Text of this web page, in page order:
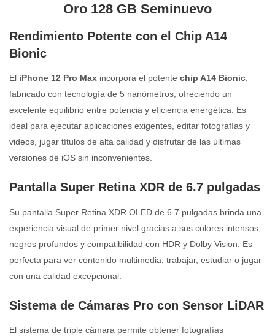
Oro 128 GB Seminuevo
Rendimiento Potente con el Chip A14
Bionic
El iPhone 12 Pro Max incorpora el potente chip A14 Bionic,
fabricado con tecnología de 5 nanómetros, ofreciendo un
excelente equilibrio entre potencia y eficiencia energética. Es
ideal para ejecutar aplicaciones exigentes, editar fotografías y
videos, jugar títulos de alta calidad y disfrutar de las últimas
versiones de iOS sin inconvenientes.
Pantalla Super Retina XDR de 6.7 pulgadas
Su pantalla Super Retina XDR OLED de 6.7 pulgadas brinda una
experiencia visual de primer nivel gracias a sus colores intensos,
negros profundos y compatibilidad con HDR y Dolby Vision. Es
perfecta para ver contenido multimedia, trabajar, estudiar o jugar
con una calidad excepcional.
Sistema de Cámaras Pro con Sensor LiDAR
El sistema de triple cámara permite obtener fotografías